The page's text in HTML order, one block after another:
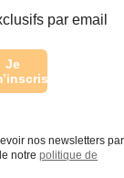
par email
Je
nos newsletters par
notre politique de